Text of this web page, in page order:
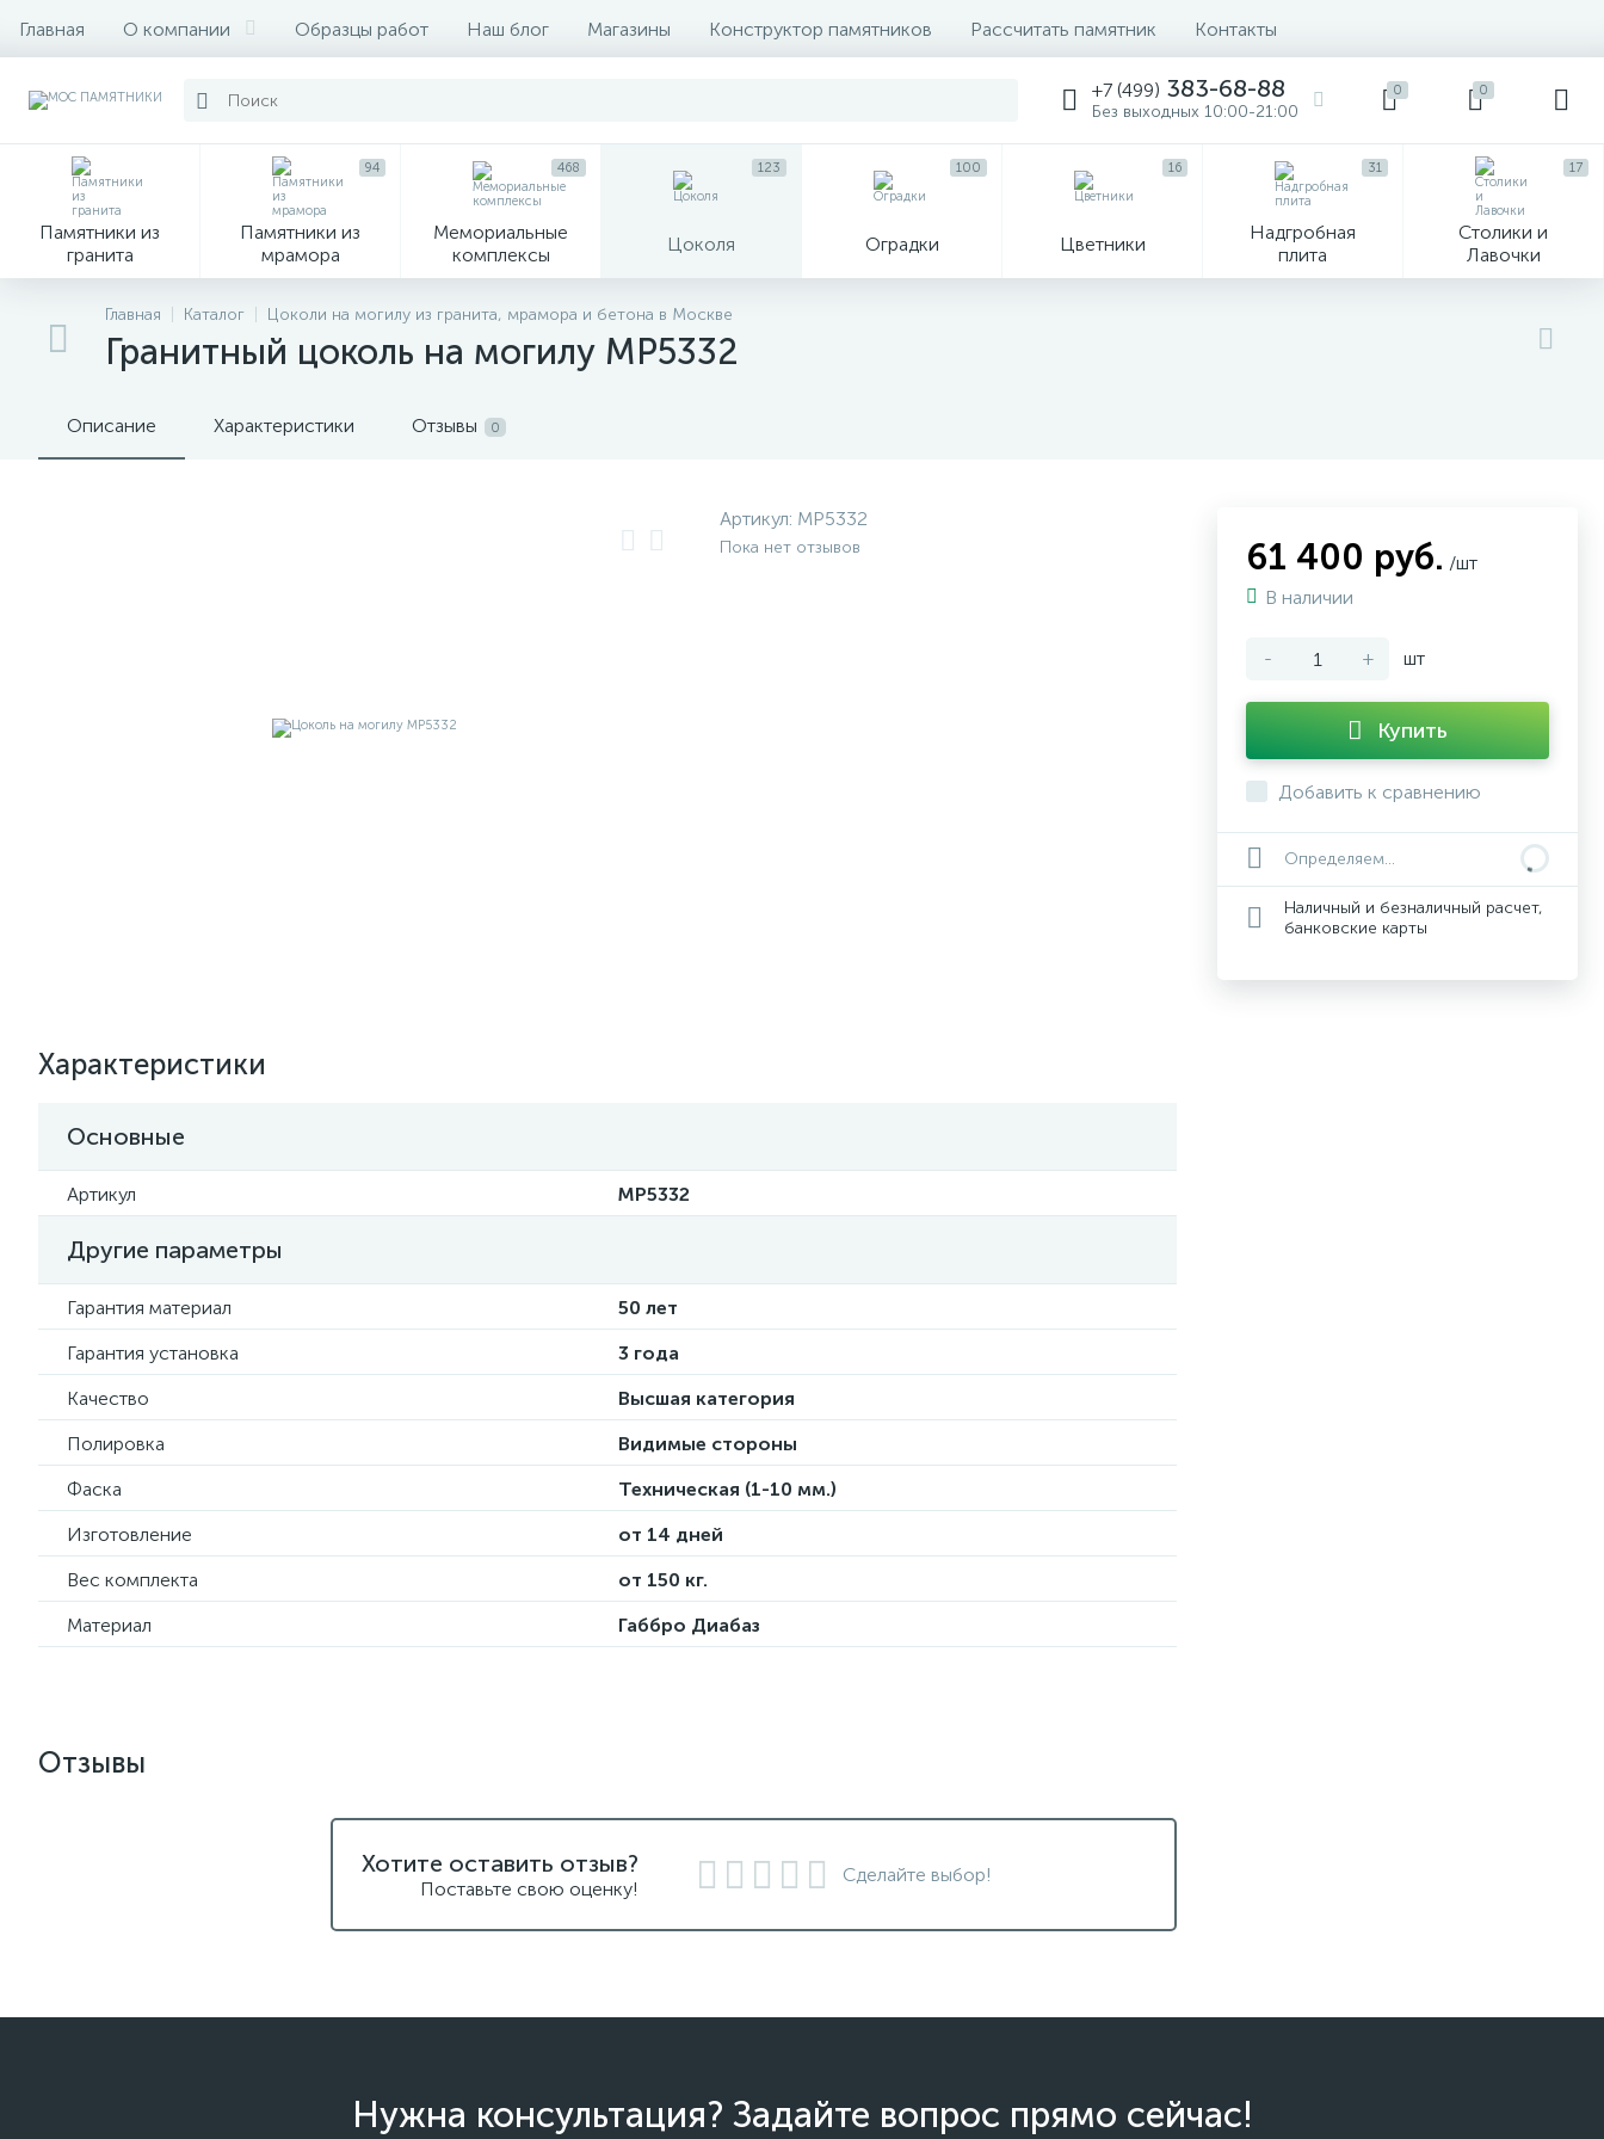
Главная О компании Образцы работ Наш блог Магазины Конструктор памятников Рассчитать памятник Контакты
+7 (499) 383-68-88
Без выходных 10:00-21:00
0 0
Памятники из
гранита
Памятники из
мрамора
94
Мемориальные
комплексы
468
Цоколя
123
Оградки
100
Цветники
16
Надгробная
плита
31
Столики и
Лавочки
17
Могильные кресты
Главная Каталог Цоколи на могилу из гранита, мрамора и бетона в Москве
Гранитный цоколь на могилу MP5332
Описание Характеристики Отзывы 0
Артикул: MP5332
Пока нет отзывов
Характеристики
Основные
Артикул MP5332
Другие параметры
Гарантия материал
50 лет
Гарантия установка
3 года
Качество
Высшая категория
Полировка
Видимые стороны
Фаска
Техническая (1-10 мм.)
Изготовление
от 14 дней
Вес комплекта
от 150 кг.
Материал
Габбро Диабаз
61 400 руб. /шт
В наличии
- + шт
Купить
Добавить к сравнению
Определяем...
Наличный и безналичный расчет,
банковские карты
Отзывы
Хотите оставить отзыв?
Поставьте свою оценку!
Сделайте выбор!
Нужна консультация? Задайте вопрос прямо сейчас!